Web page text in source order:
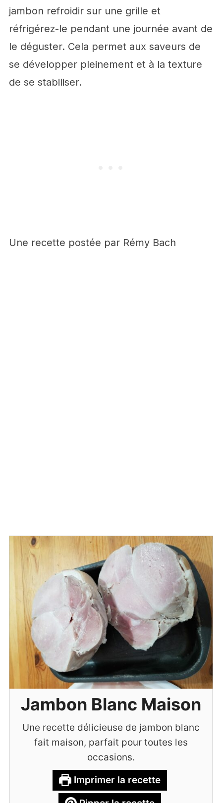
jambon refroidir sur une grille et
réfrigérez-le pendant une journée avant de
le déguster. Cela permet aux saveurs de
se développer pleinement et à la texture
de se stabiliser.
Une recette postée par Rémy Bach
Jambon Blanc Maison
Une recette délicieuse de jambon blanc
fait maison, parfait pour toutes les
occasions.
Imprimer la recette